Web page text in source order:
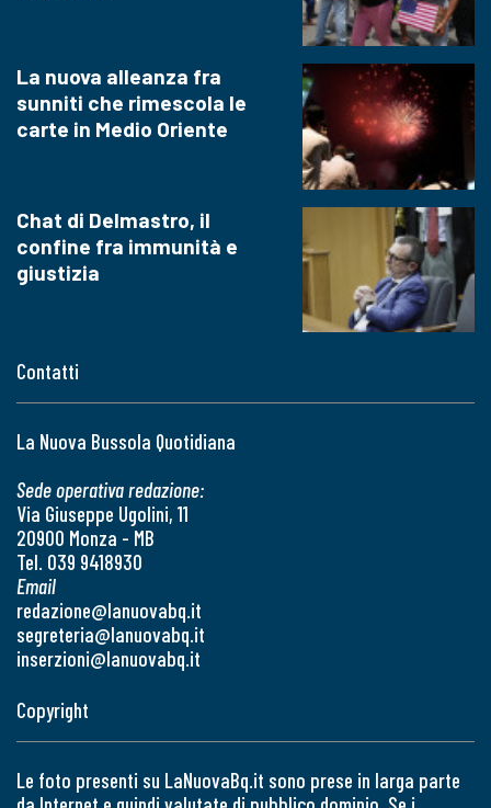
Contatti
La Nuova Bussola Quotidiana
Sede operativa redazione:
Via Giuseppe Ugolini, 11
20900 Monza - MB
Tel. 039 9418930
Email
redazione@lanuovabq.it
segreteria@lanuovabq.it
inserzioni@lanuovabq.it
La nuova alleanza fra
sunniti che rimescola le
carte in Medio Oriente
Chat di Delmastro, il
confine fra immunità e
giustizia
Copyright
Le foto presenti su LaNuovaBq.it sono prese in larga parte